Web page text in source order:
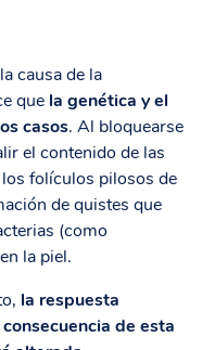
causa de la
que la genética y el
casos. Al bloquearse
el contenido de las
folículos pilosos de
de quistes que
(como
la piel.
la respuesta
de esta